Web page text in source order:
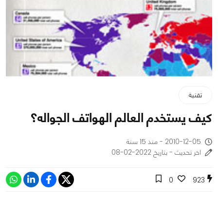
تقنية
كيف يستخدم العالم الهواتف الجواله؟
2010-12-05 - منذ 15 سنة
اخر تحديث - بتاريخ 2022-02-08
923
0